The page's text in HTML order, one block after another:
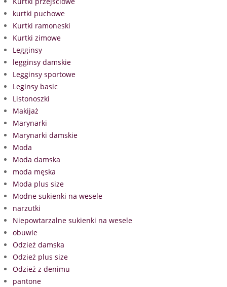
kurtki puchowe
Kurtki ramoneski
Kurtki zimowe
Legginsy
legginsy damskie
Legginsy sportowe
Leginsy basic
Listonoszki
Makijaż
Marynarki
Marynarki damskie
Moda
Moda damska
moda męska
Moda plus size
Modne sukienki na wesele
narzutki
Niepowtarzalne sukienki na wesele
obuwie
Odzież damska
Odzież plus size
Odzież z denimu
pantone